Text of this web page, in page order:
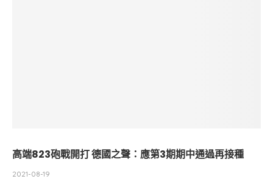
高端823砲戰開打 德國之聲：應第3期期中通過再接種
2021-08-19